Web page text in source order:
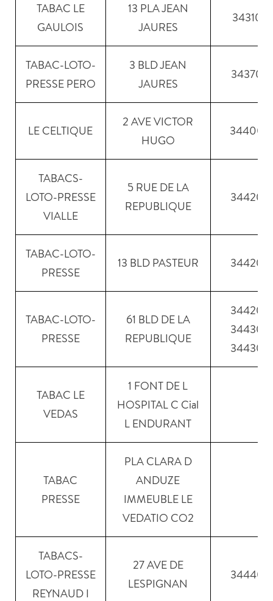
TABAC LE
GAULOIS
13 PLA JEAN
JAURES
34310
TABAC-LOTO-
PRESSE PERO
3 BLD JEAN
JAURES
34370
LE CELTIQUE
2 AVE VICTOR
HUGO
34400
TABACS-
LOTO-PRESSE
VIALLE
5 RUE DE LA
REPUBLIQUE
34420
TABAC-LOTO-
PRESSE
13 BLD PASTEUR 34420
TABAC-LOTO-
PRESSE
61 BLD DE LA
REPUBLIQUE
34420
34430
34430
TABAC LE
VEDAS
1 FONT DE L
HOSPITAL C Cial
L ENDURANT
TABAC
PRESSE
PLA CLARA D
ANDUZE
IMMEUBLE LE
VEDATIO CO2
TABACS-
LOTO-PRESSE
REYNAUD I
27 AVE DE
LESPIGNAN
34440